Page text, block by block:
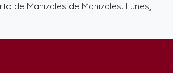
de Manizales de Manizales. Lunes,